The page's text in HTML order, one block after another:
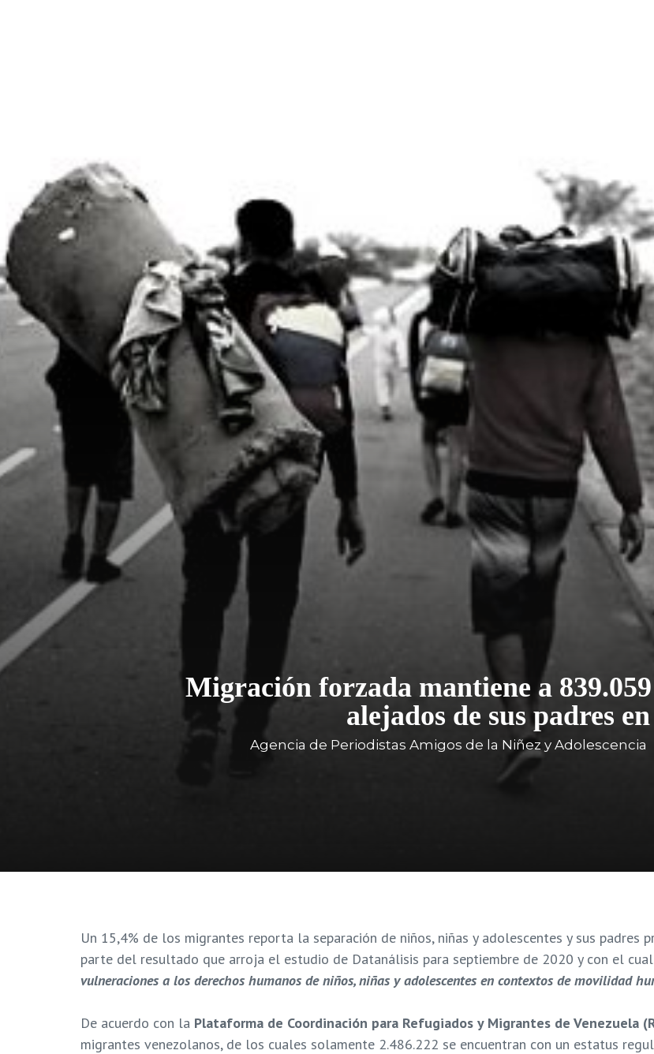
Migración forzada mantiene a
alejados de sus padres
Agencia de Periodistas Amigos de la Niñez y Adolescencia
Un 15,4% de los migrantes reporta la separación de niños, niñas y adolescentes y sus
parte del resultado que arroja el estudio de Datanálisis para septiembre de 2020 y con el cual
vulneraciones a los derechos humanos de niños, niñas y adolescentes en contextos de movilidad
De acuerdo con la Plataforma de Coordinación para Refugiados y Migrantes de Venezuela
migrantes venezolanos, de los cuales solamente 2.486.222 se encuentran con un estatus